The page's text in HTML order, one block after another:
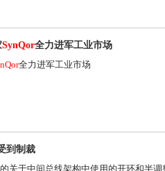
SynQor全力进军工业市场
全力进军工业市场
到制裁
关于中间总线架构中使用的开环和半